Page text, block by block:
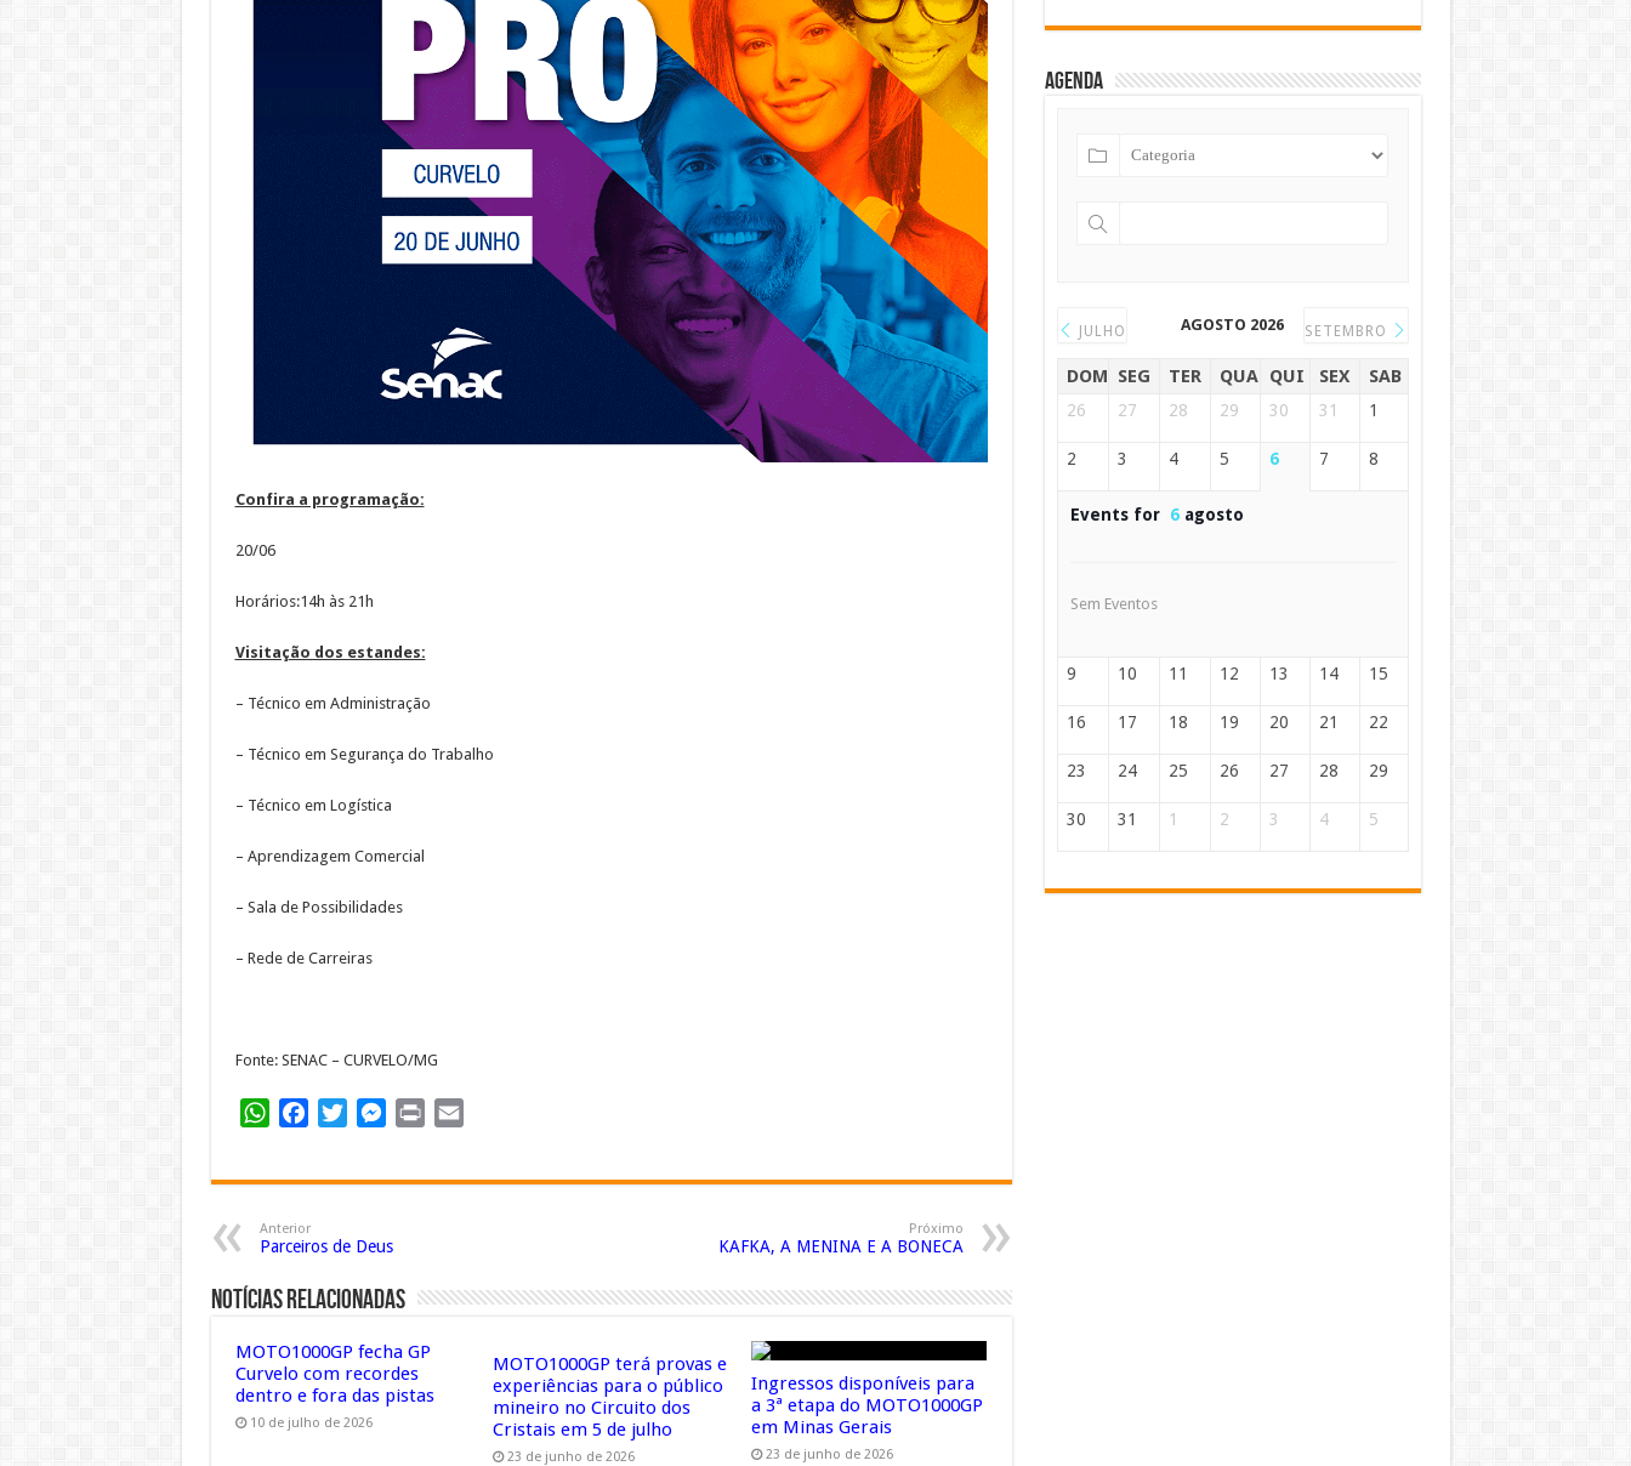
Confira a programação:
20/06
Horários:14h às 21h
Visitação dos estandes:
– Técnico em Administração
– Técnico em Segurança do Trabalho
– Técnico em Logística
– Aprendizagem Comercial
– Sala de Possibilidades
– Rede de Carreiras
Fonte: SENAC – CURVELO/MG
WhatsAppFacebookTwitterMessenger
Print
Anterior
Parceiros de Deus
Próximo
KAFKA, A MENINA E A BONECA
Notícias Relacionadas
MOTO1000GP fecha GP
Curvelo com recordes
dentro e fora das pistas
10 de julho de 2026
MOTO1000GP terá provas e
experiências para o público
mineiro no Circuito dos
Cristais em 5 de julho
23 de junho de 2026
Ingressos disponíveis para
a 3ª etapa do MOTO1000GP
em Minas Gerais
23 de junho de 2026
Agenda
JULHO AGOSTO 2026 SETEMBRO
DOM SEG TER QUA QUI SEX SAB
26 27 28 29 30 31 1
2 3 4 5 6 7 8
Events for 6agosto
Sem Eventos
9 10 11 12 13 14 15
16 17 18 19 20 21 22
23 24 25 26 27 28 29
30 31 1 2 3 4 5